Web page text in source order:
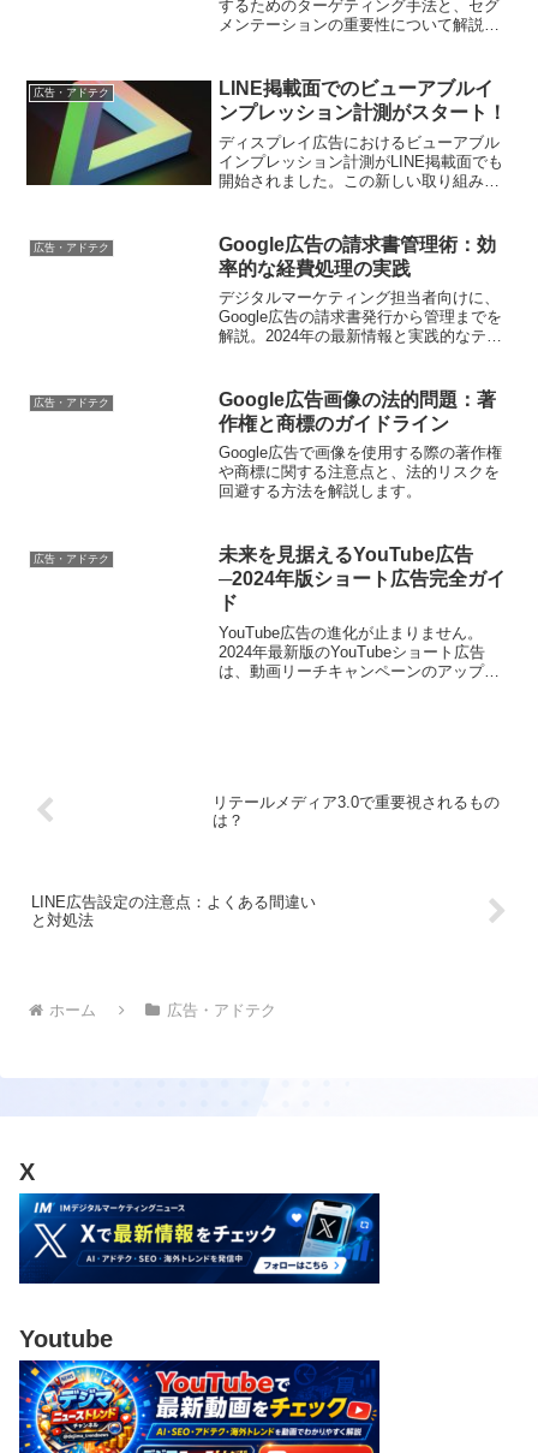
するためのターゲティング手法と、セグ
メンテーションの重要性について解説し
広告・アドテク
LINE掲載面でのビューアブルイ
ンプレッション計測がスタート！
ディスプレイ広告におけるビューアブル
インプレッション計測がLINE掲載面でも
開始されました。この新しい取り組みに
広告・アドテク
Google広告の請求書管理術：効
率的な経費処理の実践
デジタルマーケティング担当者向けに、
Google広告の請求書発行から管理までを
解説。2024年の最新情報と実践的なテク
広告・アドテク
Google広告画像の法的問題：著
作権と商標のガイドライン
Google広告で画像を使用する際の著作権
や商標に関する注意点と、法的リスクを
回避する方法を解説します。
広告・アドテク
未来を見据えるYouTube広告
─2024年版ショート広告完全ガイ
ド
YouTube広告の進化が止まりません。
2024年最新版のYouTubeショート広告
は、動画リーチキャンペーンのアップデ
リテールメディア3.0で重要視されるもの
は？
LINE広告設定の注意点：よくある間違い
と対処法
ホーム 広告・アドテク
X
Youtube